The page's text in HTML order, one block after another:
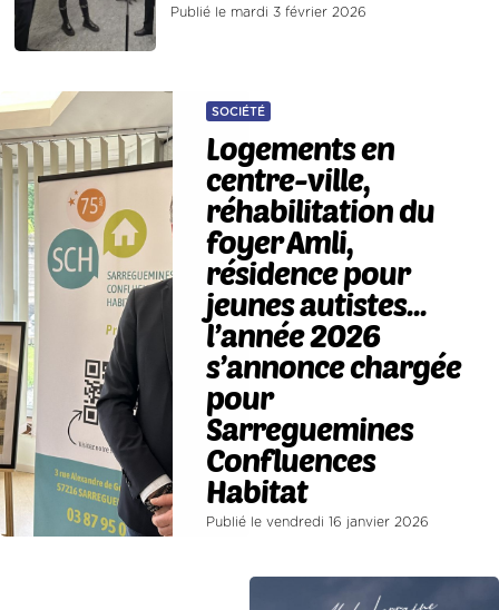
Publié le mardi 3 février 2026
SOCIÉTÉ
Logements en
centre-ville,
réhabilitation du
foyer Amli,
résidence pour
jeunes autistes...
l’année 2026
s’annonce chargée
pour
Sarreguemines
Confluences
Habitat
Publié le vendredi 16 janvier 2026